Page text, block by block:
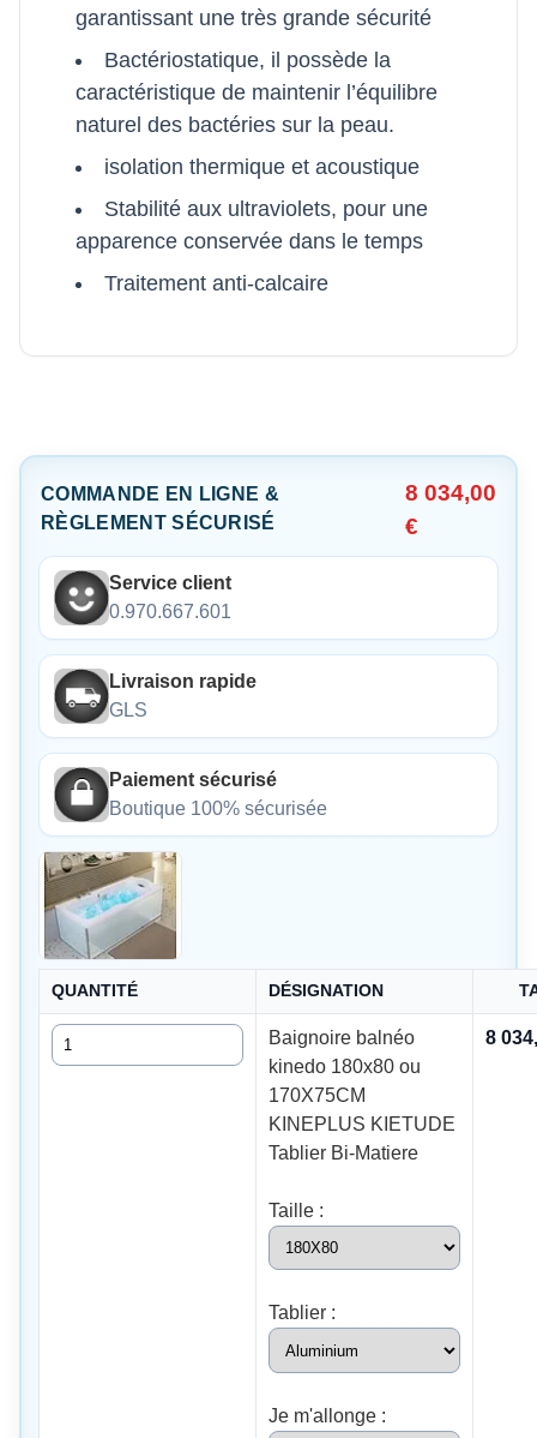
garantissant une très grande sécurité
Bactériostatique, il possède la
caractéristique de maintenir l’équilibre
naturel des bactéries sur la peau.
isolation thermique et acoustique
Stabilité aux ultraviolets, pour une
apparence conservée dans le temps
Traitement anti-calcaire
COMMANDE EN LIGNE &
RÈGLEMENT SÉCURISÉ
8 034,00
€
Service client
0.970.667.601
Livraison rapide
GLS
Paiement sécurisé
Boutique 100% sécurisée
QUANTITÉ DÉSIGNATION
Quantité
Baignoire balnéo
kinedo 180x80 ou
170X75CM
KINEPLUS KIETUDE
Tablier Bi-Matiere
Taille :
Tablier :
Je m'allonge :
8